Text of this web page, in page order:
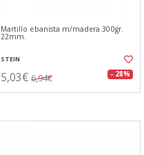
Martillo ebanista m/madera 300gr.
22mm.
STEIN
5,03€ 6,94€ - 28%